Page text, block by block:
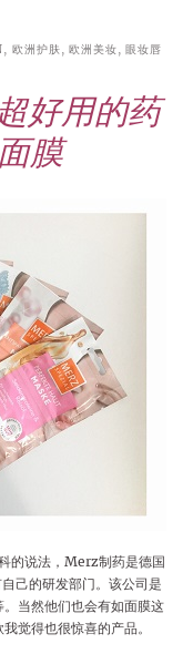
, 欧洲护肤, 欧洲美妆, 眼妆唇
好用的药
膜
的说法，Merz制药是德国
己的研发部门。该公司是
。当然他们也会有如面膜这
觉得也很惊喜的产品。